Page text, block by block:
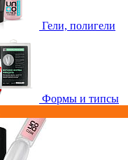
Гели, полигели
Формы и типсы